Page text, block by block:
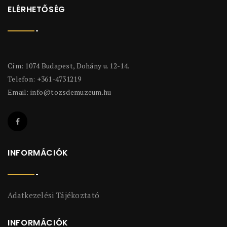
ELÉRHETŐSÉG
Cím: 1074 Budapest, Dohány u. 12-14.
Telefon: +361-4731219
Email: info@tozsdemuzeum.hu
INFORMÁCIÓK
Adatkezelési Tájékoztató
INFORMÁCIÓK